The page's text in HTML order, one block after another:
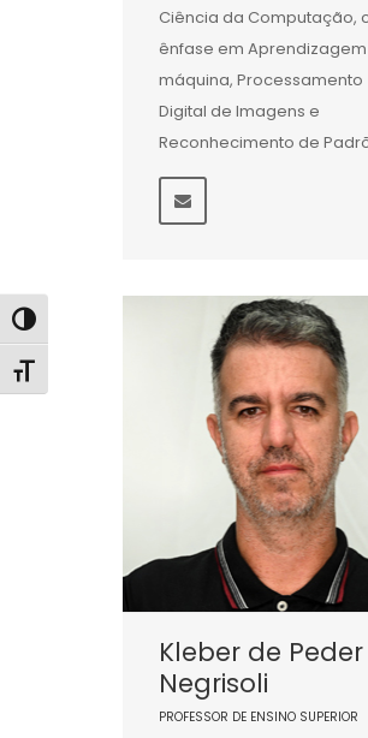
Alternar alto contraste
Alternar tamanho da fonte
Ciência da Computação,
ênfase em
máquina, Processamento
Digital de Imagens e
Reconhecimento de
Kleber de Peder
Negrisoli
PROFESSOR DE ENSINO SUPERIOR